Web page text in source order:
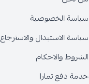
سياسة الخصوصية
سياسة الاستبدال والاسترجاع
الشروط والاحكام
خدمة دفع تمارا